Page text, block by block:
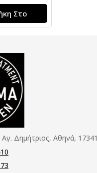
Στο
Δημήτριος, Αθηνά, 17341